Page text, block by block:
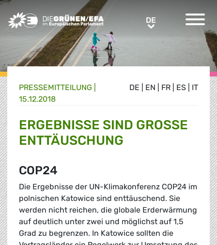
Greens/EFA Home DEDE
DE EN FR ES IT
PRESSE­MITTEILUNG
15.12.2018
ERGEBNISSE SIND GROSSE E
NTTÄUSCHUNG
COP24
Die Ergebnisse der UN-Klimakonferenz COP24 im
polnischen Katowice sind enttäuschend. Sie
werden nicht reichen, die globale Erderwärmung
auf deutlich unter zwei und möglichst auf 1,5
Grad zu begrenzen. In Katowice sollten die